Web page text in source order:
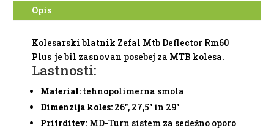
Opis
Kolesarski blatnik Zefal Mtb Deflector Rm60
Plus je bil zasnovan posebej za MTB kolesa.
Lastnosti:
Material: tehnopolimerna smola
Dimenzija koles: 26", 27,5" in 29"
Pritrditev: MD-Turn sistem za sedežno oporo